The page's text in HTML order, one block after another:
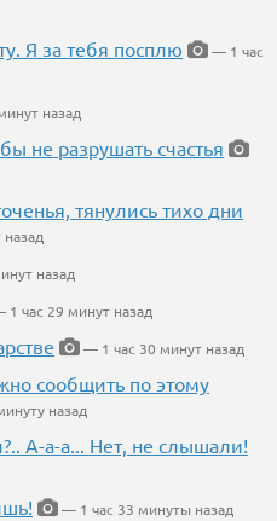
Я за тебя посплю
— 1 час
назад
не разрушать счастья
тянулись тихо дни
назад
1 час 29 минут назад
— 1 час 30 минут назад
сообщить по этому
назад
А-а-а... Нет, не слышали!
— 1 час 33 минуты назад